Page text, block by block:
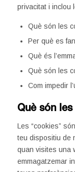
privacitat i inclou
Què són les
Per què es
Què és
Què són les
Com impedir
Què són
Les “cookies”
teu dispositiu de
quan visites una
emmagatzemar